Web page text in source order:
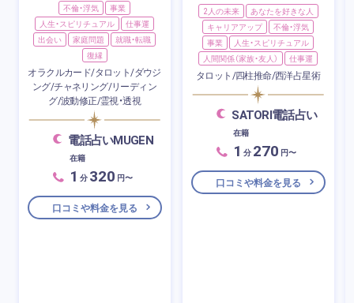
不倫・浮気
事業
人生・スピリチュアル
仕事運
出会い
家庭問題
就職・転職
復縁
オラクルカード/タロット/ダウジ
ング/チャネリング/リーディン
グ/波動修正/霊視・透視
電話占いMUGEN
在籍
1 分 320 円〜
口コミや料金を見る
2人の未来
あなたを好きな人
キャリアアップ
不倫・浮気
事業
人生・スピリチュアル
人間関係（家族・友人）
仕事運
タロット/四柱推命/西洋占星術
SATORI電話占い
在籍
1 分 270 円〜
口コミや料金を見る